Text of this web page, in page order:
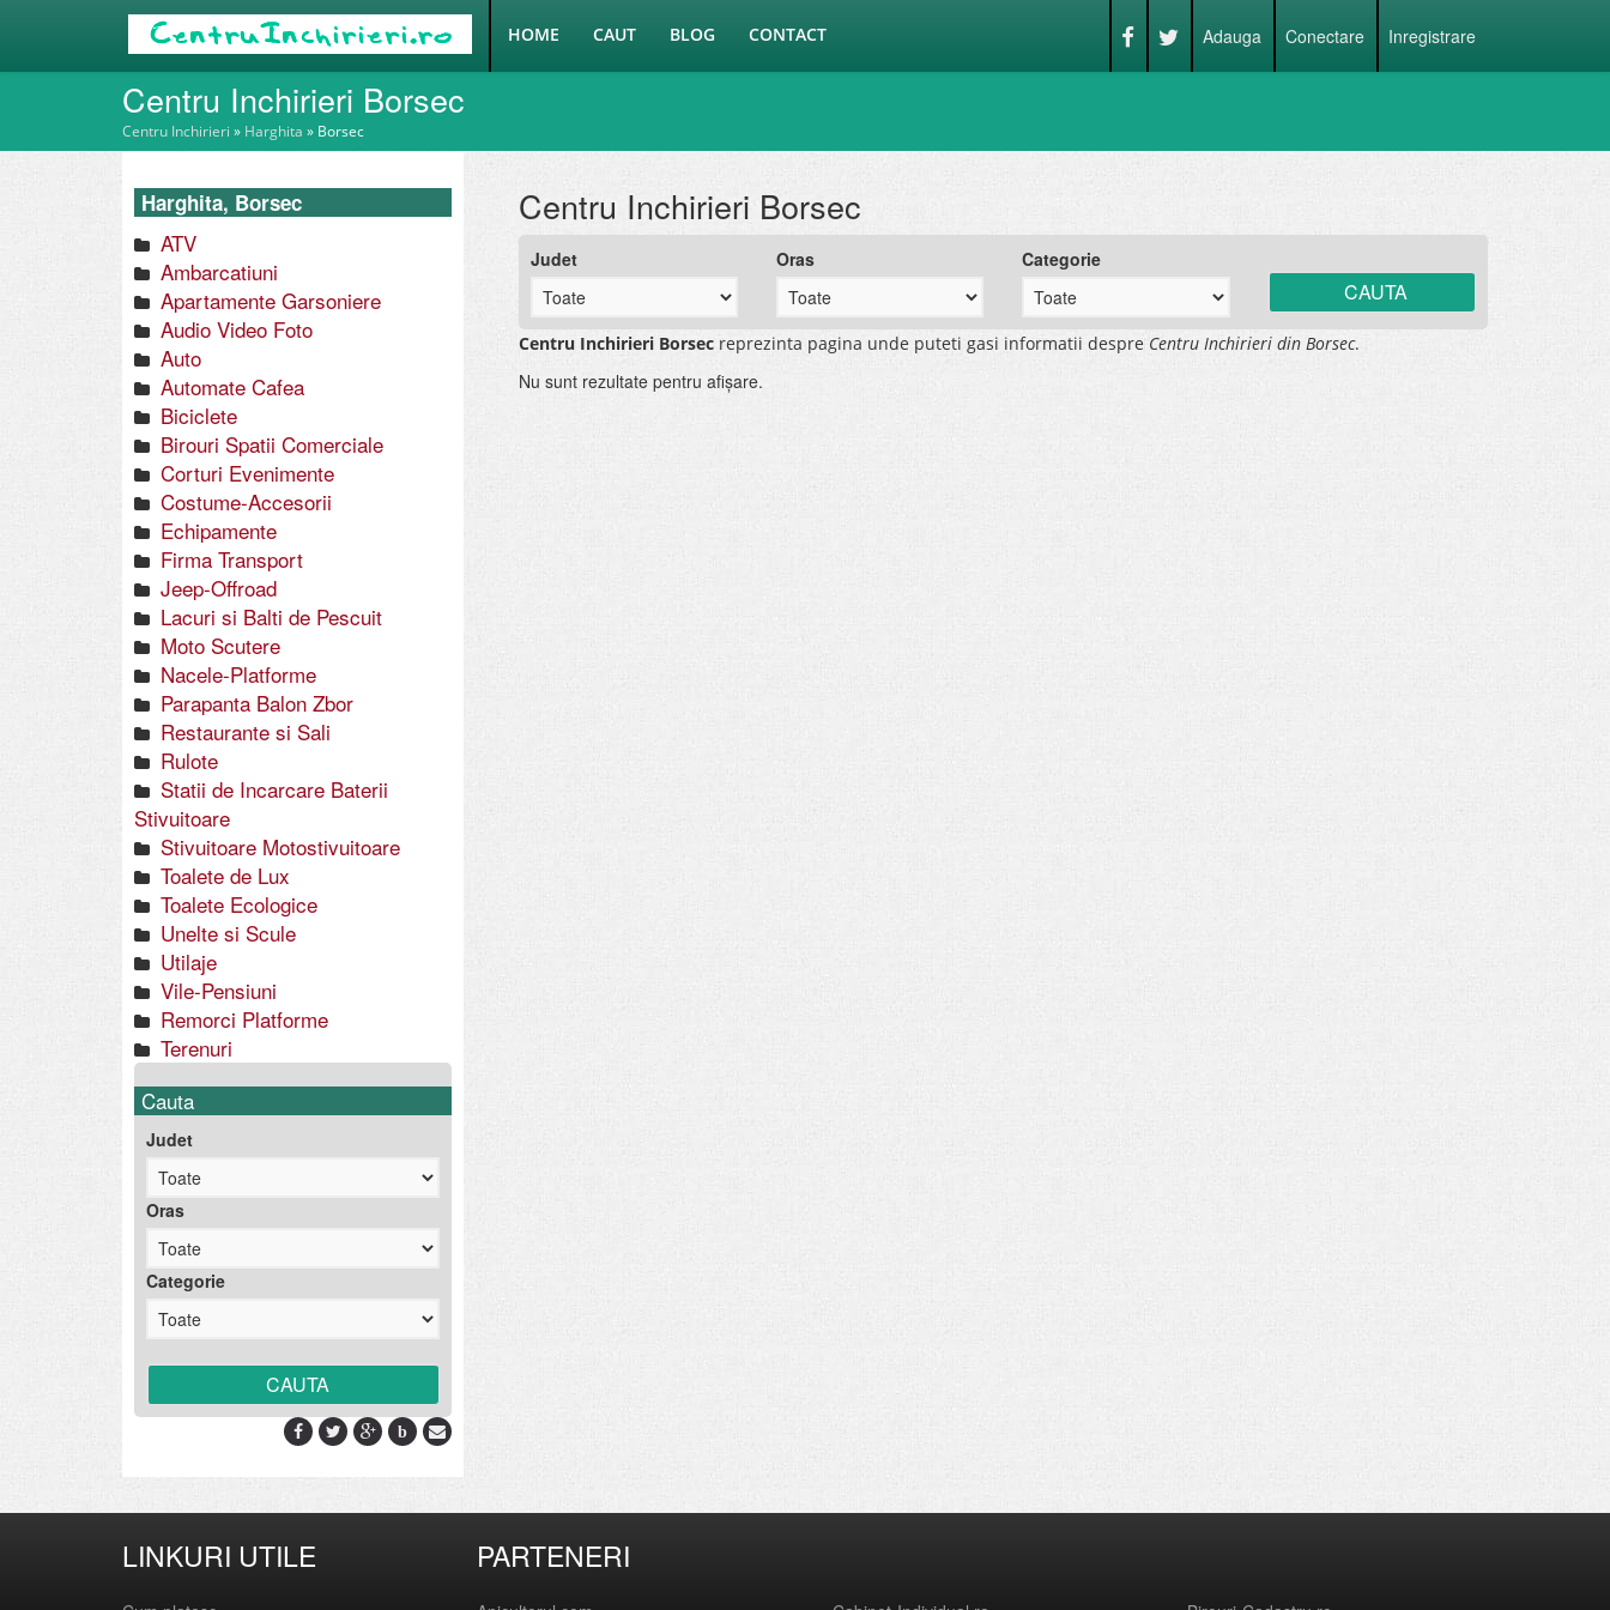
Adauga Conectare Inregistrare
HOME CAUT BLOG CONTACT
Centru Inchirieri Borsec
Centru Inchirieri » Harghita » Borsec
Harghita, Borsec
ATV
Ambarcatiuni
Apartamente Garsoniere
Audio Video Foto
Auto
Automate Cafea
Biciclete
Birouri Spatii Comerciale
Corturi Evenimente
Costume-Accesorii
Echipamente
Firma Transport
Jeep-Offroad
Lacuri si Balti de Pescuit
Moto Scutere
Nacele-Platforme
Parapanta Balon Zbor
Restaurante si Sali
Rulote
Statii de Incarcare Baterii
Stivuitoare
Stivuitoare Motostivuitoare
Toalete de Lux
Toalete Ecologice
Unelte si Scule
Utilaje
Vile-Pensiuni
Remorci Platforme
Terenuri
Cauta
Judet
Oras
Categorie
b
Centru Inchirieri Borsec
Judet Oras Categorie
Centru Inchirieri Borsecreprezinta pagina unde puteti gasi informatii despre Centru Inchirieri din Borsec.
Nu sunt rezultate pentru afişare.
LINKURI UTILE PARTENERI